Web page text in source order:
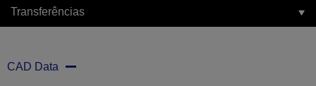
Transferências
CAD Data